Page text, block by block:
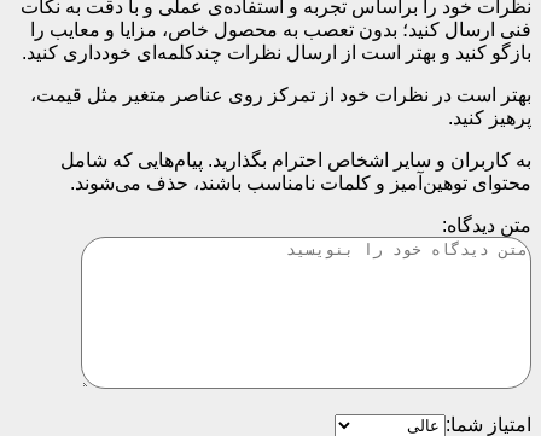
نظرات خود را براساس تجربه و استفاده‌ی عملی و با دقت به نکات
فنی ارسال کنید؛ بدون تعصب به محصول خاص، مزایا و معایب را
بازگو کنید و بهتر است از ارسال نظرات چندکلمه‌‌ای خودداری کنید.
بهتر است در نظرات خود از تمرکز روی عناصر متغیر مثل قیمت،
پرهیز کنید.
به کاربران و سایر اشخاص احترام بگذارید. پیام‌هایی که شامل
محتوای توهین‌آمیز و کلمات نامناسب باشند، حذف می‌شوند.
متن دیدگاه:
امتیاز شما: